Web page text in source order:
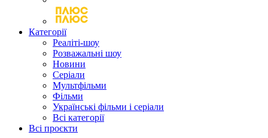
Категорії
Реаліті-шоу
Розважальні шоу
Новини
Серіали
Мультфільми
Фільми
Українські фільми і серіали
Всі категорії
Всі проєкти